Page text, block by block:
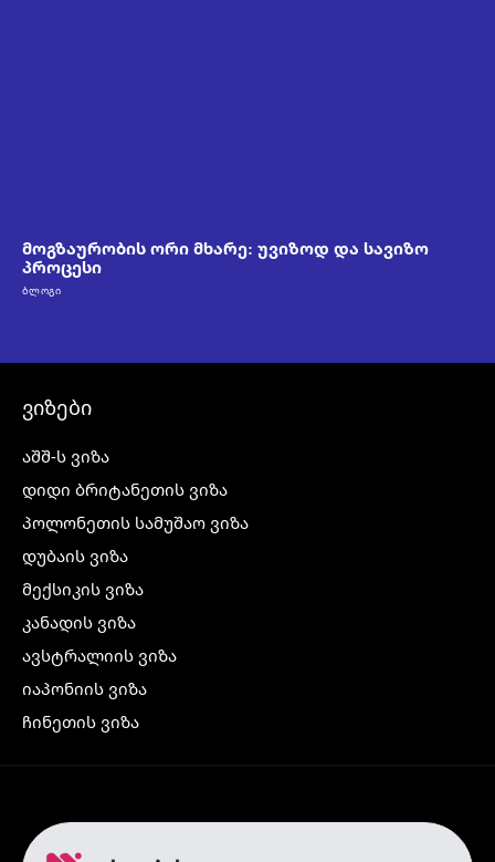
მოგზაურობის ორი მხარე: უვიზოდ და სავიზო
პროცესი
ᲑᲚᲝᲒᲘ
ვიზები
აშშ-ს ვიზა
დიდი ბრიტანეთის ვიზა
პოლონეთის სამუშაო ვიზა
დუბაის ვიზა
მექსიკის ვიზა
კანადის ვიზა
ავსტრალიის ვიზა
იაპონიის ვიზა
ჩინეთის ვიზა
ჩრდილოეთ ირლანდიის ვიზა
რუსეთის ვიზა